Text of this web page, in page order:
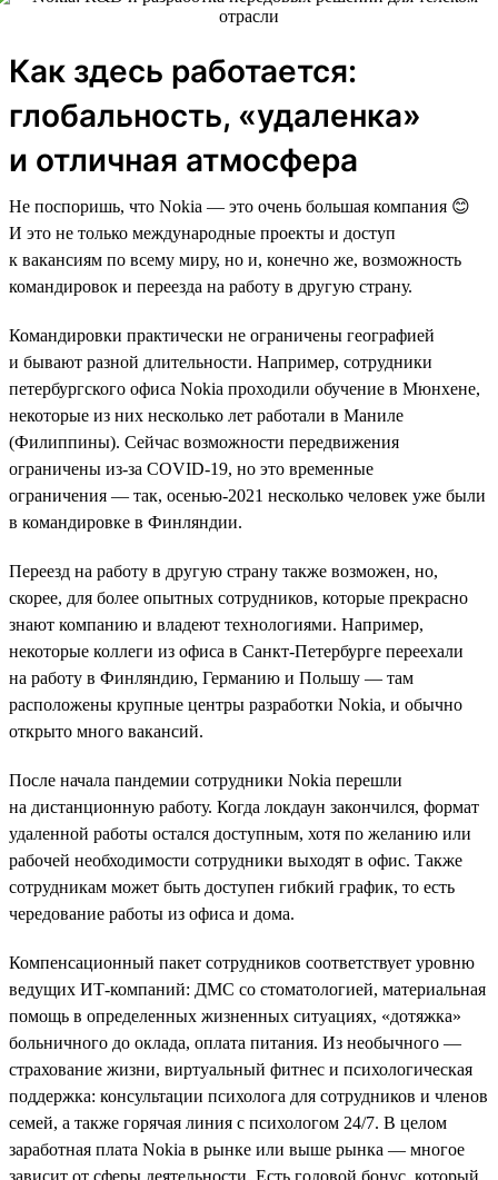
Как здесь работается:
глобальность, «удаленка»
и отличная атмосфера
Не поспоришь, что Nokia — это очень большая компания 😊
И это не только международные проекты и доступ
к вакансиям по всему миру, но и, конечно же, возможность
командировок и переезда на работу в другую страну.
Командировки практически не ограничены географией
и бывают разной длительности. Например, сотрудники
петербургского офиса Nokia проходили обучение в Мюнхене,
некоторые из них несколько лет работали в Маниле
(Филиппины). Сейчас возможности передвижения
ограничены из-за COVID-19, но это временные
ограничения — так, осенью-2021 несколько человек уже были
в командировке в Финляндии.
Переезд на работу в другую страну также возможен, но,
скорее, для более опытных сотрудников, которые прекрасно
знают компанию и владеют технологиями. Например,
некоторые коллеги из офиса в Санкт-Петербурге переехали
на работу в Финляндию, Германию и Польшу — там
расположены крупные центры разработки Nokia, и обычно
открыто много вакансий.
После начала пандемии сотрудники Nokia перешли
на дистанционную работу. Когда локдаун закончился, формат
удаленной работы остался доступным, хотя по желанию или
рабочей необходимости сотрудники выходят в офис. Также
сотрудникам может быть доступен гибкий график, то есть
чередование работы из офиса и дома.
Компенсационный пакет сотрудников соответствует уровню
ведущих ИТ-компаний: ДМС со стоматологией, материальная
помощь в определенных жизненных ситуациях, «дотяжка»
больничного до оклада, оплата питания. Из необычного —
страхование жизни, виртуальный фитнес и психологическая
поддержка: консультации психолога для сотрудников и членов
семей, а также горячая линия с психологом 24/7. В целом
заработная плата Nokia в рынке или выше рынка — многое
зависит от сферы деятельности. Есть годовой бонус, который